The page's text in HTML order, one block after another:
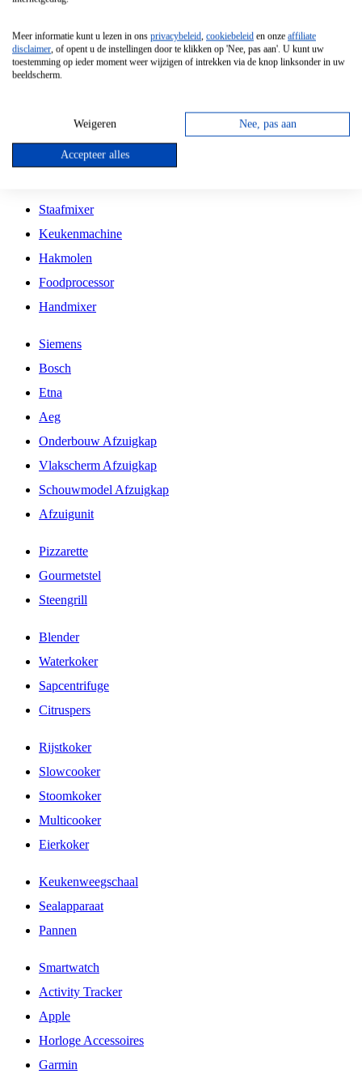
Vrijstaande Magnetron
Vrijstaande Kookplaat
Inbouw Gaskookplaat
Inbouw Keramische Kookplaat
Kookplaat Accessoires
Staafmixer
Keukenmachine
Hakmolen
Foodprocessor
Handmixer
Siemens
Bosch
Etna
Aeg
Onderbouw Afzuigkap
Vlakscherm Afzuigkap
Schouwmodel Afzuigkap
Afzuigunit
Pizzarette
Gourmetstel
Steengrill
Blender
Waterkoker
Sapcentrifuge
Citruspers
Rijstkoker
Slowcooker
Stoomkoker
Multicooker
Eierkoker
Keukenweegschaal
Sealapparaat
Pannen
Smartwatch
Activity Tracker
Apple
Horloge Accessoires
Garmin
Meer informatie kunt u lezen in ons privacybeleid, cookiebeleid en onze affiliate
disclaimer, of opent u de instellingen door te klikken op 'Nee, pas aan'. U kunt uw
toestemming op ieder moment weer wijzigen of intrekken via de knop linksonder in uw
beeldscherm.
Weigeren Nee, pas aan
Accepteer alles